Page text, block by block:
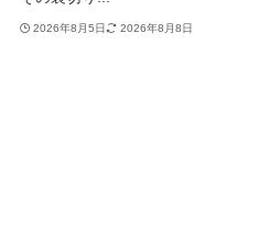
2026年8月5日 2026年8月8日